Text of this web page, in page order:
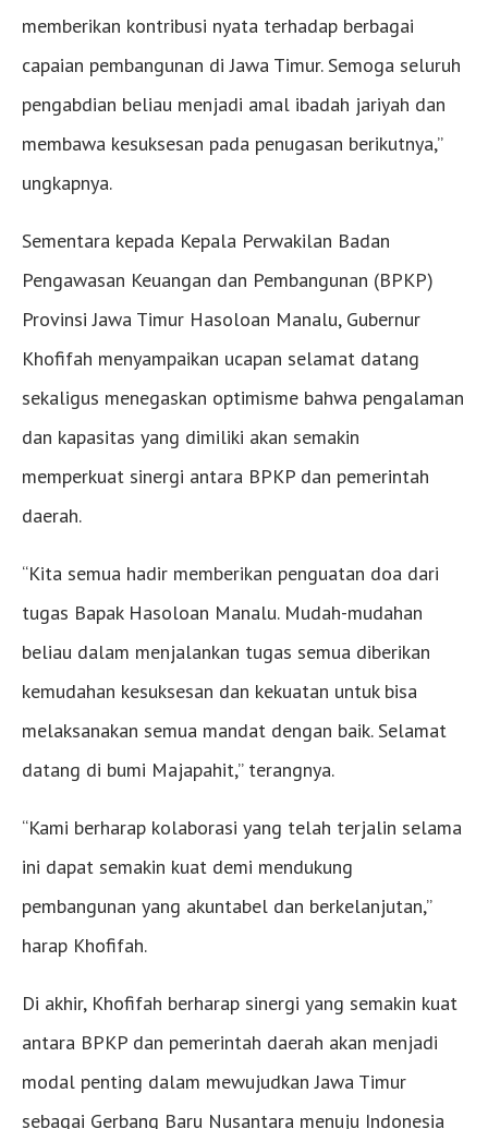
memberikan kontribusi nyata terhadap berbagai
capaian pembangunan di Jawa Timur. Semoga seluruh
pengabdian beliau menjadi amal ibadah jariyah dan
membawa kesuksesan pada penugasan berikutnya,”
ungkapnya.
Sementara kepada Kepala Perwakilan Badan
Pengawasan Keuangan dan Pembangunan (BPKP)
Provinsi Jawa Timur Hasoloan Manalu, Gubernur
Khofifah menyampaikan ucapan selamat datang
sekaligus menegaskan optimisme bahwa pengalaman
dan kapasitas yang dimiliki akan semakin
memperkuat sinergi antara BPKP dan pemerintah
daerah.
“Kita semua hadir memberikan penguatan doa dari
tugas Bapak Hasoloan Manalu. Mudah-mudahan
beliau dalam menjalankan tugas semua diberikan
kemudahan kesuksesan dan kekuatan untuk bisa
melaksanakan semua mandat dengan baik. Selamat
datang di bumi Majapahit,” terangnya.
“Kami berharap kolaborasi yang telah terjalin selama
ini dapat semakin kuat demi mendukung
pembangunan yang akuntabel dan berkelanjutan,”
harap Khofifah.
Di akhir, Khofifah berharap sinergi yang semakin kuat
antara BPKP dan pemerintah daerah akan menjadi
modal penting dalam mewujudkan Jawa Timur
sebagai Gerbang Baru Nusantara menuju Indonesia